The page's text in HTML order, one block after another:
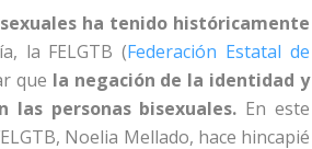
ha tenido históricamente
la FELGTB (Federación Estatal de
que la negación de la identidad y
personas bisexuales. En este
Noelia Mellado, hace hincapié